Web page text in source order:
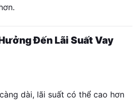
Đến Lãi Suất Vay
dài, lãi suất có thể cao hơn